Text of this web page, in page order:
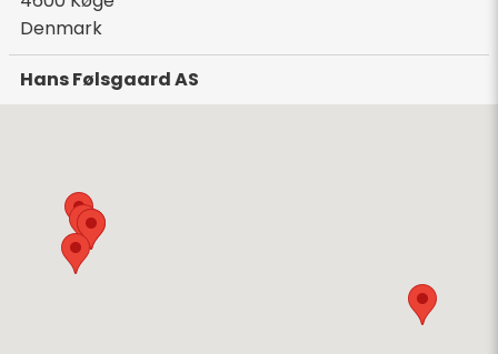
Denmark
Hans Følsgaard AS
Hans Folsgaard GmbH
Chronos-Platz 1
53773Hennef